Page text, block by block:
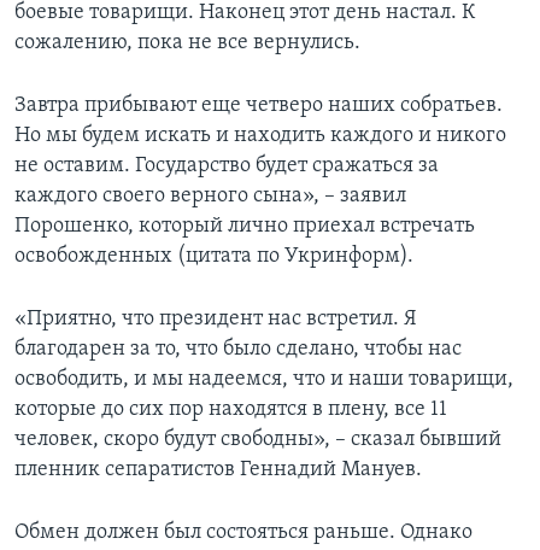
боевые товарищи. Наконец этот день настал. К
сожалению, пока не все вернулись.
Завтра прибывают еще четверо наших собратьев.
Но мы будем искать и находить каждого и никого
не оставим. Государство будет сражаться за
каждого своего верного сына», – заявил
Порошенко, который лично приехал встречать
освобожденных (цитата по Укринформ).
«Приятно, что президент нас встретил. Я
благодарен за то, что было сделано, чтобы нас
освободить, и мы надеемся, что и наши товарищи,
которые до сих пор находятся в плену, все 11
человек, скоро будут свободны», – сказал бывший
пленник сепаратистов Геннадий Мануев.
Обмен должен был состояться раньше. Однако